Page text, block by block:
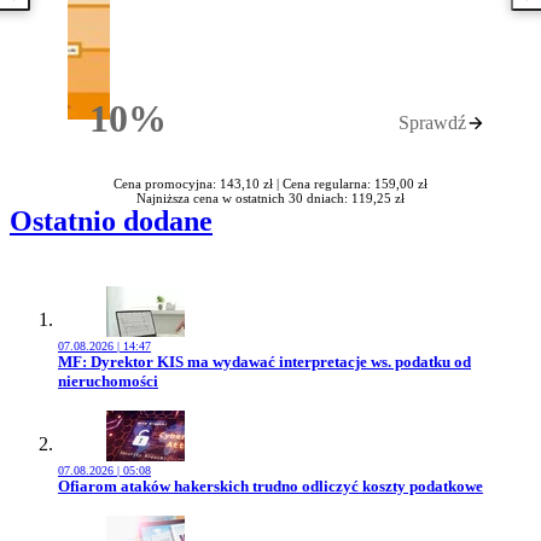
10%Rabatu Sprawdź
Cena promocyjna: 143,10 zł | Cena regularna: 159,00 zł
Najniższa cena w ostatnich 30 dniach: 119,25 zł
Ostatnio dodane
07.08.2026 | 14:47
Przejdź do artykułu:
MF: Dyrektor KIS ma wydawać interpretacje ws. podatku od
nieruchomości
07.08.2026 | 05:08
Przejdź do artykułu:
Ofiarom ataków hakerskich trudno odliczyć koszty podatkowe